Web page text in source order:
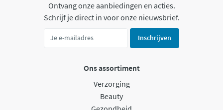
Ontvang onze aanbiedingen en acties.
Schrijf je direct in voor onze nieuwsbrief.
Inschrijven
Ons assortiment
Verzorging
Beauty